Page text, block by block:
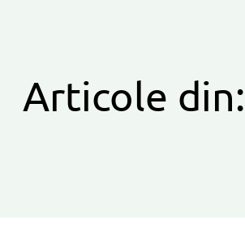
Articole din: